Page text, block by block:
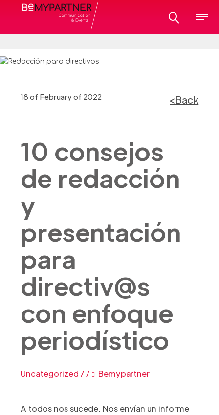
18 of February of 2022 <Back
10 consejos
de redacción
y
presentación
para
directiv@s
con enfoque
periodístico
Uncategorized / / Bemypartner
A todos nos sucede. Nos envían un informe